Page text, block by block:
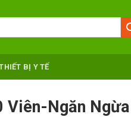
BỊ Y TẾ
Ngăn Ngừa